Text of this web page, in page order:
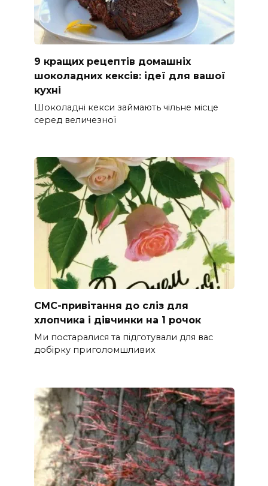
9 кращих рецептів домашніх
шоколадних кексів: ідеї для вашої
кухні
Шоколадні кекси займають чільне місце
серед величезної
СМС-привітання до сліз для
хлопчика і дівчинки на 1 рочок
Ми постаралися та підготували для вас
добірку приголомшливих